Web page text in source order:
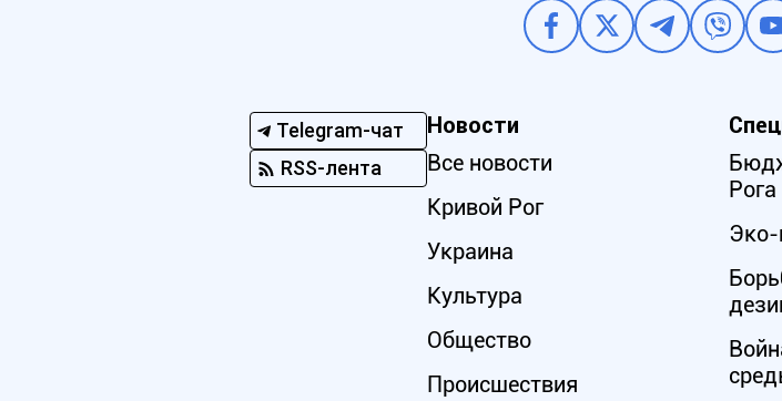
Telegram-чат
RSS-лента
Новости
Все новости
Кривой Рог
Украина
Культура
Общество
Происшествия
Рога
Эко-